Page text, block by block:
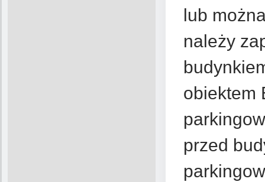
lub
należy
obiektem
przed